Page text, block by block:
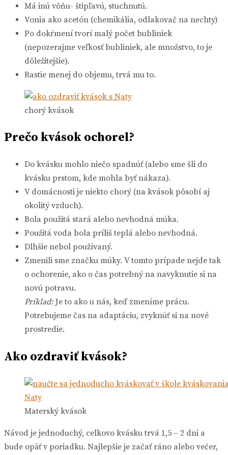
Má inú vôňu- štipľavú, stuchnutú.
Vonia ako acetón (chemikália, odlakovač na nechty)
Po dokŕmení tvorí malý počet bubliniek
(nepozerajme veľkosť bubliniek, ale množstvo, to je
dôležitejšie).
Rastie menej do objemu, trvá mu to.
chorý kvások
Prečo kvások ochorel?
Do kvásku mohlo niečo spadnúť (alebo sme šli do
kvásku prstom, kde mohla byť nákaza).
V domácnosti je niekto chorý (na kvások pôsobí aj
okolitý vzduch).
Bola použitá stará alebo nevhodná múka.
Použitá voda bola príliš teplá alebo nevhodná.
Dlhšie nebol používaný.
Zmenili sme značku múky. V tomto prípade nejde tak
o ochorenie, ako o čas potrebný na navyknutie si na
novú potravu.
Príklad: Je to ako u nás, keď zmeníme prácu.
Potrebujeme čas na adaptáciu, zvyknúť si na nové
prostredie.
Ako ozdraviť kvások?
Materský kvások
Návod je jednoduchý, celkovo kvásku trvá 1,5 – 2 dni a
bude opäť v poriadku. Najlepšie je začať ráno alebo večer,